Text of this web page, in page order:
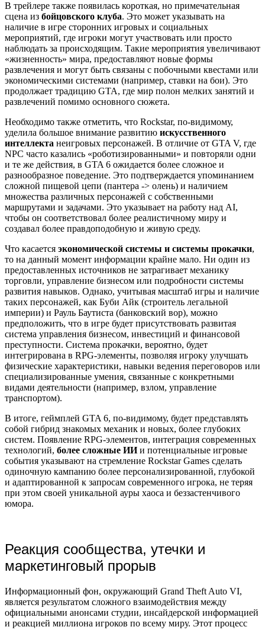
В трейлере также появилась короткая, но примечательная
сцена из бойцовского клуба. Это может указывать на
наличие в игре сторонних игровых и социальных
мероприятий, где игроки могут участвовать или просто
наблюдать за происходящим. Такие мероприятия увеличивают
«жизненность» мира, предоставляют новые формы
развлечения и могут быть связаны с побочными квестами или
экономическими системами (например, ставки на бои). Это
продолжает традицию GTA, где мир полон мелких занятий и
развлечений помимо основного сюжета.
Необходимо также отметить, что Rockstar, по-видимому,
уделила большое внимание развитию искусственного
интеллекта неигровых персонажей. В отличие от GTA V, где
NPC часто казались «роботизированными» и повторяли одни
и те же действия, в GTA 6 ожидается более сложное и
разнообразное поведение. Это подтверждается упоминанием
сложной пищевой цепи (пантера -> олень) и наличием
множества различных персонажей с собственными
маршрутами и задачами. Это указывает на работу над AI,
чтобы он соответствовал более реалистичному миру и
создавал более правдоподобную и живую среду.
Что касается экономической системы и системы прокачки,
то на данный момент информации крайне мало. Ни один из
предоставленных источников не затрагивает механику
торговли, управление бизнесом или подробности системы
развития навыков. Однако, учитывая масштаб игры и наличие
таких персонажей, как Буби Айк (строитель легальной
империи) и Рауль Баутиста (банковский вор), можно
предположить, что в игре будет присутствовать развитая
система управления бизнесом, инвестиций и финансовой
преступности. Система прокачки, вероятно, будет
интегрирована в RPG-элементы, позволяя игроку улучшать
физические характеристики, навыки ведения переговоров или
специализированные умения, связанные с конкретными
видами деятельности (например, взлом, управление
транспортом).
В итоге, геймплей GTA 6, по-видимому, будет представлять
собой гибрид знакомых механик и новых, более глубоких
систем. Появление RPG-элементов, интеграция современных
технологий, более сложные ИИи потенциальные игровые
события указывают на стремление Rockstar Games сделать
одиночную кампанию более персонализированной, глубокой
и адаптированной к запросам современного игрока, не теряя
при этом своей уникальной ауры хаоса и беззастенчивого
юмора.
Реакция сообщества, утечки и
маркетинговый прорыв
Информационный фон, окружающий Grand Theft Auto VI,
является результатом сложного взаимодействия между
официальными анонсами студии, инсайдерской информацией
и реакцией миллиона игроков по всему миру. Этот процесс